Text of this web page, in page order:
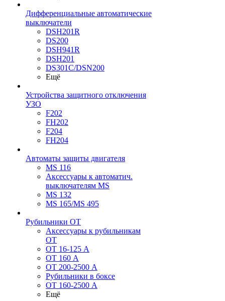
Дифференциальные автоматические
выключатели
DSH201R
DS200
DSH941R
DSH201
DS301C/DSN200
Ещё
Устройства защитного отключения
УЗО
F202
FH202
F204
FH204
Автоматы защиты двигателя
MS 116
Аксессуары к автоматич.
выключателям MS
MS 132
MS 165/MS 495
Рубильники ОТ
Аксессуары к рубильникам
OT
OT 16-125 А
OT 160 А
OT 200-2500 А
Рубильники в боксе
OT 160-2500 А
Ещё